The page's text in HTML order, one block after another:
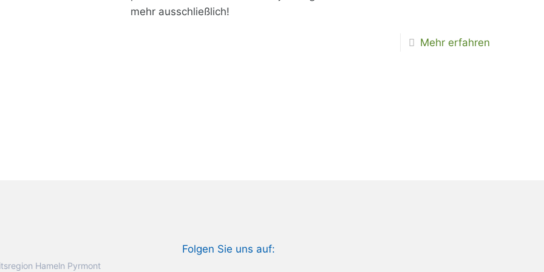
mehr ausschließlich!
Mehr erfahren
Hameln Pyrmont
Folgen Sie uns auf: